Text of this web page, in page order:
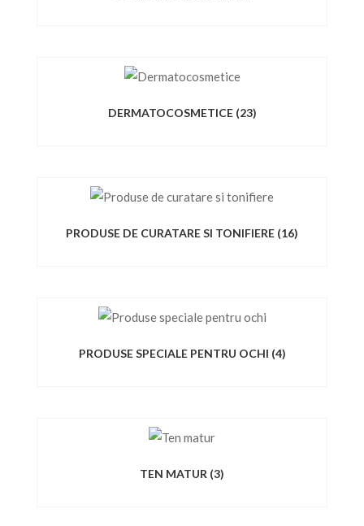
DERMATOCOSMETICE (23)
PRODUSE DE CURATARE SI TONIFIERE (16)
PRODUSE SPECIALE PENTRU OCHI (4)
TEN MATUR (3)